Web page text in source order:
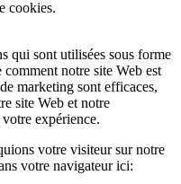
cookies.
qui sont utilisées sous forme
notre site Web est
marketing sont efficaces,
site Web et notre
expérience.
votre visiteur sur notre
votre navigateur ici: